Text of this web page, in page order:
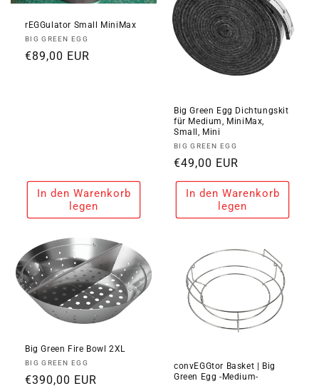
rEGGulator Small MiniMax
Anbieter:
BIG GREEN EGG
Normaler
€89,00 EUR
In den Warenkorb
legen
Big Green Egg Dichtungskit
für Medium, MiniMax,
Small, Mini
Anbieter:
BIG GREEN EGG
Normaler
Preis
€49,00 EUR
In den Warenkorb
legen
Big Green Fire Bowl 2XL
Anbieter:
BIG GREEN EGG
Normaler
€390,00 EUR
convEGGtor Basket | Big
Green Egg -Medium-